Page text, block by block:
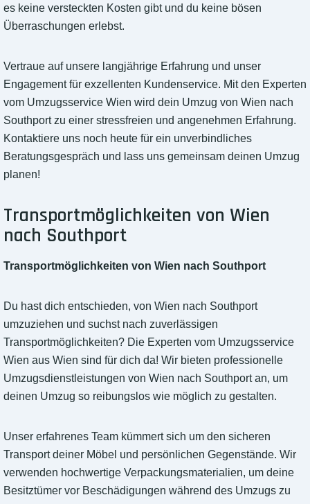
es keine versteckten Kosten gibt und du keine bösen
Überraschungen erlebst.
Vertraue auf unsere langjährige Erfahrung und unser
Engagement für exzellenten Kundenservice. Mit den Experten
vom Umzugsservice Wien wird dein Umzug von Wien nach
Southport zu einer stressfreien und angenehmen Erfahrung.
Kontaktiere uns noch heute für ein unverbindliches
Beratungsgespräch und lass uns gemeinsam deinen Umzug
planen!
Transportmöglichkeiten von Wien
nach Southport
Transportmöglichkeiten von Wien nach Southport
Du hast dich entschieden, von Wien nach Southport
umzuziehen und suchst nach zuverlässigen
Transportmöglichkeiten? Die Experten vom Umzugsservice
Wien aus Wien sind für dich da! Wir bieten professionelle
Umzugsdienstleistungen von Wien nach Southport an, um
deinen Umzug so reibungslos wie möglich zu gestalten.
Unser erfahrenes Team kümmert sich um den sicheren
Transport deiner Möbel und persönlichen Gegenstände. Wir
verwenden hochwertige Verpackungsmaterialien, um deine
Besitztümer vor Beschädigungen während des Umzugs zu